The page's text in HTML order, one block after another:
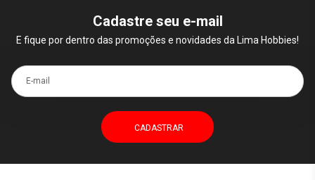
Cadastre seu e-mail
E fique por dentro das promoções e novidades da Lima Hobbies!
E-mail